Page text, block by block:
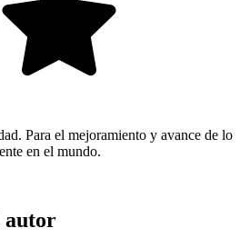
Para el mejoramiento y avance de lo
en el mundo.
autor